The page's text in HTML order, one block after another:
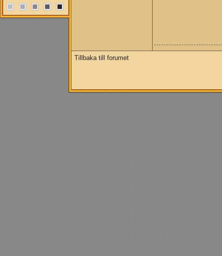
Tillbaka till forumet